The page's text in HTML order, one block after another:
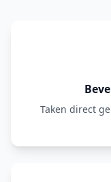
Taken direct